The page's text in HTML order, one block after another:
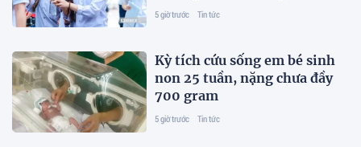
5 giờ trước Tin tức
Kỳ tích cứu sống em bé sinh
non 25 tuần, nặng chưa đầy
700 gram
5 giờ trước Tin tức